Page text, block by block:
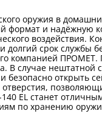
оружия в
формат и надёжную
воздействия.
долгий срок службы
компанией ПРОМЕТ.
В случае нештатной
безопасно открыть
отверстия,
EL станет
по хранению